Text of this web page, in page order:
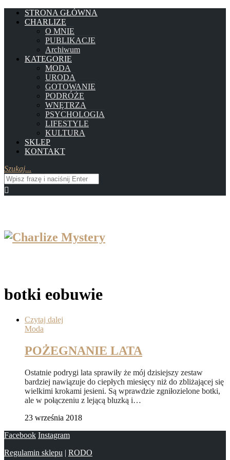
STRONA GŁÓWNA
CHARLIZE
O MNIE
PUBLIKACJE
Archiwum
KATEGORIE
MODA
URODA
GOTOWANIE
PODRÓŻE
WNĘTRZA
PSYCHOLOGIA
LIFESTYLE
KULTURA
SKLEP
KONTAKT
Szukaj...
botki eobuwie
Czytaj dalej
Moda
POŻEGNANIE LATA
Ostatnie podrygi lata sprawiły że mój dzisiejszy zestaw
bardziej nawiązuje do ciepłych miesięcy niż do zbliżającej się
wielkimi krokami jesieni. Są wprawdzie zgniłozielone botki,
ale w połączeniu z lejącą bluzką i…
23 września 2018
Facebook Instagram
Regulamin sklepu | RODO